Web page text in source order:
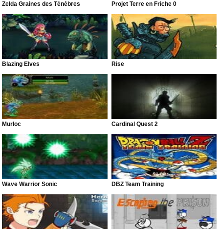
Zelda Graines des Ténèbres Projet Terre en Friche 0
Blazing Elves Rise
Murloc Cardinal Quest 2
Wave Warrior Sonic DBZ Team Training